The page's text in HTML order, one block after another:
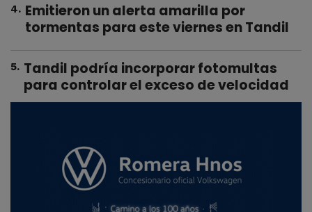
4. Emitieron un alerta amarilla por
tormentas para este viernes en Tandil
5. Tandil podría incorporar fotomultas
para controlar el exceso de velocidad